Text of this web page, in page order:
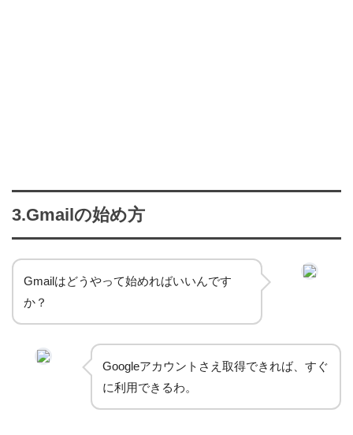
3.Gmailの始め方
Gmailはどうやって始めればいいんです
か？
Googleアカウントさえ取得できれば、すぐ
に利用できるわ。